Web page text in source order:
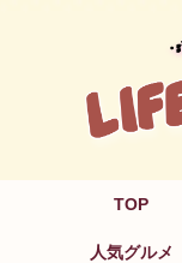
TOP
人気グルメ